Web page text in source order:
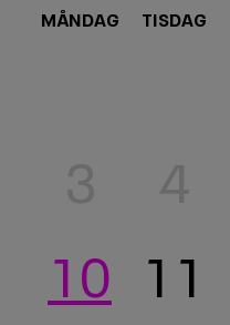
MÅNDAG TISDAG
10 11